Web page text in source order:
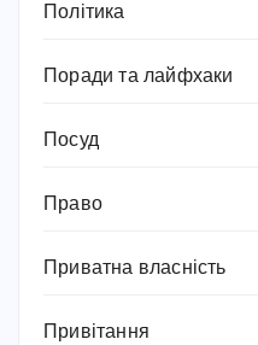
Політика
Поради та лайфхаки
Посуд
Право
Приватна власність
Привітання